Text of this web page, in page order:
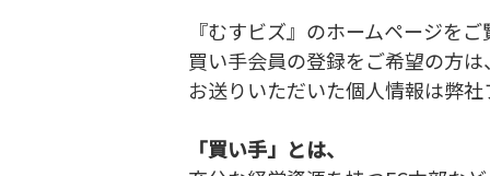
『むすビズ』のホームページを
買い手会員の登録をご希望の方
お送りいただいた個人情報は弊
「買い手」とは、